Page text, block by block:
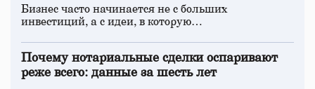
Бизнес часто начинается не с больших
инвестиций, а с идеи, в которую…
Почему нотариальные сделки оспаривают
реже всего: данные за шесть лет